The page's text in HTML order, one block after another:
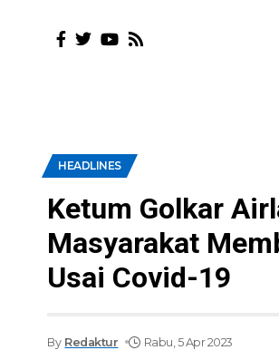
HEADLINES
Ketum Golkar
Masyarakat
Usai Covid-19
By Redaktur Rabu, 5 Apr 2023